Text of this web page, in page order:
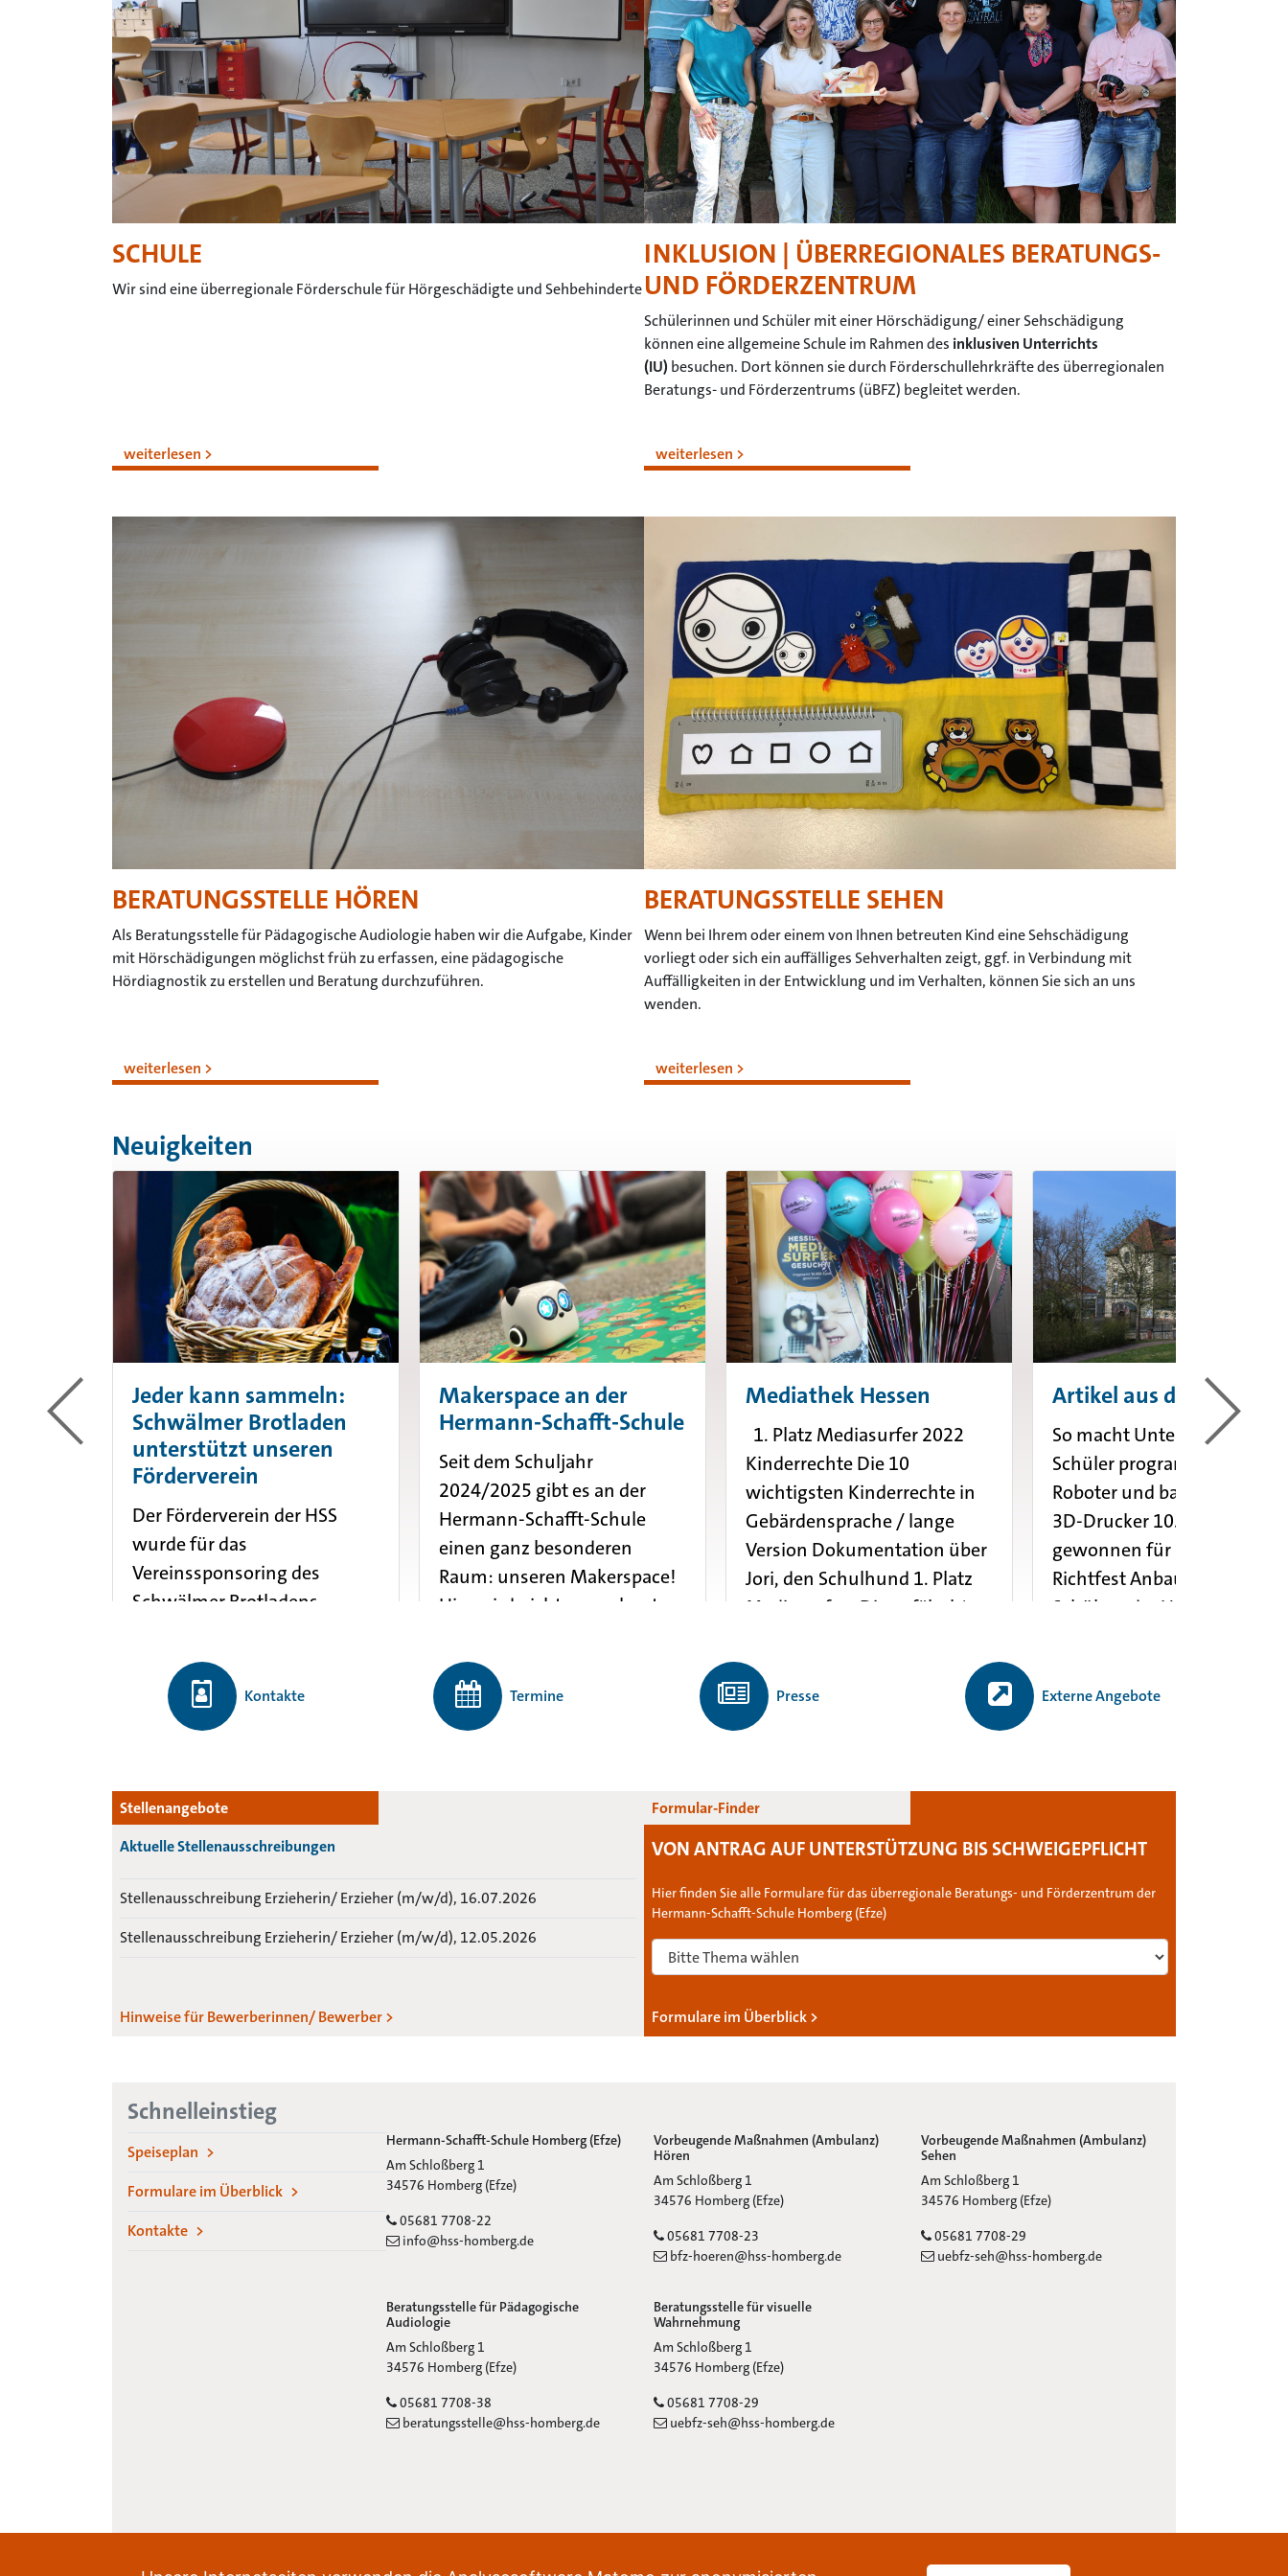
SCHULE
Wir sind eine überregionale Förderschule für Hörgeschädigte und Sehbehinderte
weiterlesen
INKLUSION | ÜBERREGIONALES BERATUNGS-
UND FÖRDERZENTRUM
Schülerinnen und Schüler mit einer Hörschädigung/ einer Sehschädigung
können eine allgemeine Schule im Rahmen des inklusiven Unterrichts
(IU) besuchen. Dort können sie durch Förderschullehrkräfte des überregionalen
Beratungs- und Förderzentrums (üBFZ) begleitet werden.
weiterlesen
BERATUNGSSTELLE HÖREN
Als Beratungsstelle für Pädagogische Audiologie haben wir die Aufgabe, Kinder
mit Hörschädigungen möglichst früh zu erfassen, eine pädagogische
Hördiagnostik zu erstellen und Beratung durchzuführen.
weiterlesen
BERATUNGSSTELLE SEHEN
Wenn bei Ihrem oder einem von Ihnen betreuten Kind eine Sehschädigung
vorliegt oder sich ein auffälliges Sehverhalten zeigt, ggf. in Verbindung mit
Auffälligkeiten in der Entwicklung und im Verhalten, können Sie sich an uns
wenden.
weiterlesen
Neuigkeiten
Jeder kann sammeln:
Schwälmer Brotladen
unterstützt unseren
Förderverein
Der Förderverein der HSS
wurde für das
Vereinssponsoring des
Schwälmer Brotladens
Gelegenheit, unsere Schule
zu unterstützen! So
funktioniert es: Vom
Makerspace an der
Hermann-Schafft-Schule
Seit dem Schuljahr
2024/2025 gibt es an der
Hermann-Schafft-Schule
einen ganz besonderen
Raum: unseren Makerspace!
Hier wird nicht nur gelernt,
programmiert, getüftelt,
ausprobiert �...
mehr erfahren
Mediathek Hessen
1. Platz Mediasurfer 2022
Kinderrechte Die 10
wichtigsten Kinderrechte in
Gebärdensprache / lange
Version Dokumentation über
Jori, den Schulhund 1. Platz
Mediasurfer „Die gefälschten
mehr erfahren
Artikel aus der HNA
So macht Unterricht Spaß:
Schüler programmieren
Roboter und bauen mit dem
3D-Drucker 10.000 Euro
gewonnen für Makerspace
Richtfest Anbau HSS Film
Schülern der Hermann-
Kontakte
Termine Presse Externe Angebote
Stellenangebote
Aktuelle Stellenausschreibungen
Stellenausschreibung Erzieherin/ Erzieher (m/w/d), 16.07.2026
Stellenausschreibung Erzieherin/ Erzieher (m/w/d), 12.05.2026
Hinweise für Bewerberinnen/ Bewerber >
Formular-Finder
VON ANTRAG AUF UNTERSTÜTZUNG BIS SCHWEIGEPFLICHT
Hier finden Sie alle Formulare für das überregionale Beratungs- und Förderzentrum der
Hermann-Schafft-Schule Homberg (Efze)
Formulare im Überblick >
Schnelleinstieg
Speiseplan
Formulare im Überblick
Kontakte
Hermann-Schafft-Schule Homberg (Efze)
Adresse:
Am Schloßberg 1
Ort:
34576 Homberg (Efze)
Telefon:
05681 7708-22
E-Mail:
info@hss-homberg.de
Vorbeugende Maßnahmen (Ambulanz)
Hören
Adresse:
Am Schloßberg 1
Ort:
34576 Homberg (Efze)
Telefon:
05681 7708-23
E-Mail:
bfz-hoeren@hss-homberg.de
Vorbeugende Maßnahmen (Ambulanz)
Sehen
Adresse:
Am Schloßberg 1
Ort:
34576 Homberg (Efze)
Telefon:
05681 7708-29
E-Mail:
uebfz-seh@hss-homberg.de
Beratungsstelle für Pädagogische
Audiologie
Adresse:
Am Schloßberg 1
Ort:
34576 Homberg (Efze)
Telefon:
05681 7708-38
E-Mail:
beratungsstelle@hss-homberg.de
Beratungsstelle für visuelle
Wahrnehmung
Adresse:
Am Schloßberg 1
Ort:
34576 Homberg (Efze)
Telefon:
05681 7708-29
E-Mail:
uebfz-seh@hss-homberg.de